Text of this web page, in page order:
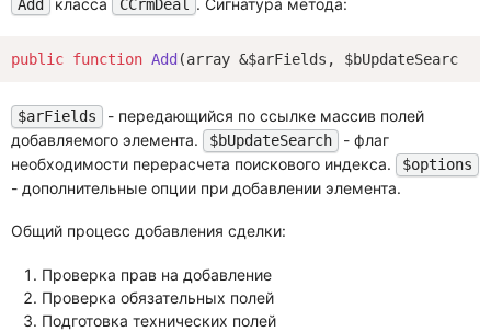
Add класса CCrmDeal . Сигнатура метода:
public function Add (array &$arFields, $bUpdateSearch
$arFields
- передающийся по ссылке массив полей
добавляемого элемента.
$bUpdateSearch
- флаг
необходимости перерасчета поискового индекса.
$options
- дополнительные опции при добавлении элемента.
Общий процесс добавления сделки:
Проверка прав на добавление
Проверка обязательных полей
Подготовка технических полей